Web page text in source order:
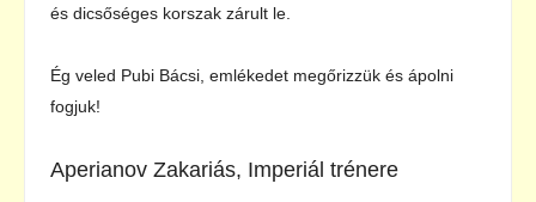
és dicsőséges korszak zárult le.
Ég veled Pubi Bácsi, emlékedet megőrizzük és ápolni
fogjuk!
Aperianov Zakariás, Imperiál trénere